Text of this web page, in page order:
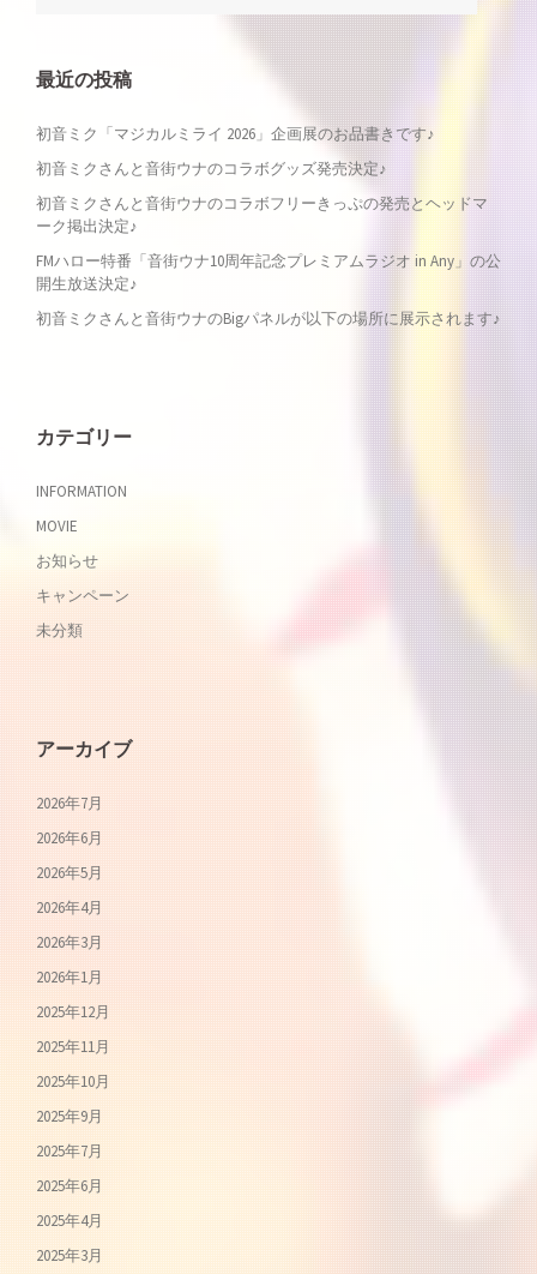
ビ
ゲ
ー
シ
ョ
最近の投稿
初音ミク「マジカルミライ 2026」企画展のお品書きです♪
初音ミクさんと音街ウナのコラボグッズ発売決定♪
初音ミクさんと音街ウナのコラボフリーきっぷの発売とヘッドマ
ーク掲出決定♪
FMハロー特番「音街ウナ10周年記念プレミアムラジオ in Any」の公
開生放送決定♪
初音ミクさんと音街ウナのBigパネルが以下の場所に展示されます♪
カテゴリー
INFORMATION
MOVIE
お知らせ
キャンペーン
未分類
アーカイブ
2026年7月
2026年6月
2026年5月
2026年4月
2026年3月
2026年1月
2025年12月
2025年11月
2025年10月
2025年9月
2025年7月
2025年6月
2025年4月
2025年3月